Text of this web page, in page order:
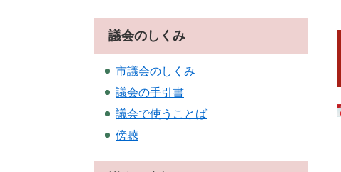
議会のしくみ
市議会のしくみ
議会の手引書
議会で使うことば
傍聴